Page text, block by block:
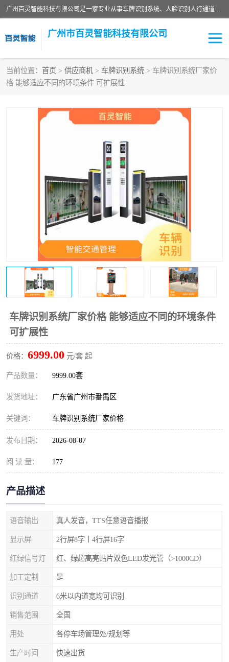
广州百灵智能科技有限公司是一家专业从事车牌识别系统、人脸识别人行通道、安防监控交通设施、停车场智能管理系统、停车场云平台、车牌识别一体机、自动道闸、通道设备、交通设施及交通划线等产品研发、生产和销售的高新技术企业。
广州市百灵智能科技有限公司
当前位置： 首页 > 供应商机 > 车牌识别系统 > 车牌识别系统厂家价
格 能够适应不同的环境条件 可扩展性
车牌识别系统厂家价格 能够适应不同的环境条件
可扩展性
价格： 6999.00 元/套 起
产品数量： 9999.00套
发货地址： 广东省广州市番禺区
关键词： 车牌识别系统厂家价格
发布日期： 2026-08-07
阅 读 量： 177
产品描述
语音输出 真人发音，TTS任意语音播报
显示屏 2行屏8字丨4行屏16字
红绿信号灯 红、绿超高亮贴片双色LED发光管（>1000CD）
加工定制 是
识别通道 6米以内道宽均可识别
销售范围 全国
用处 各停车场管理处/规划等
生产时间 快速出货
安防监控红外报警系统
人脸识别系统